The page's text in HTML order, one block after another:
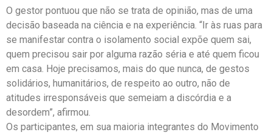
O gestor pontuou que não se trata de opinião, mas de uma
decisão baseada na ciência e na experiência. “Ir às ruas para
se manifestar contra o isolamento social expõe quem sai,
quem precisou sair por alguma razão séria e até quem ficou
em casa. Hoje precisamos, mais do que nunca, de gestos
solidários, humanitários, de respeito ao outro, não de
atitudes irresponsáveis que semeiam a discórdia e a
desordem”, afirmou.
Os participantes, em sua maioria integrantes do Movimento